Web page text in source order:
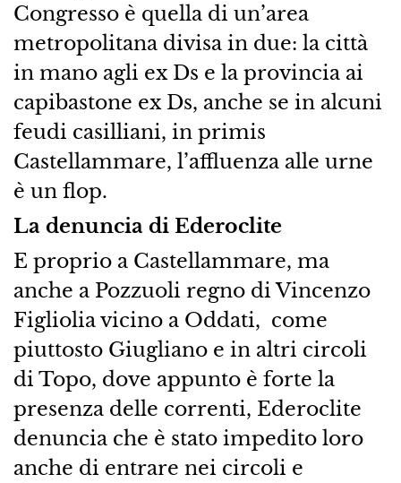
Congresso è quella di un’area
metropolitana divisa in due: la città
in mano agli ex Ds e la provincia ai
capibastone ex Ds, anche se in alcuni
feudi casilliani, in primis
Castellammare, l’affluenza alle urne
è un flop.
La denuncia di Ederoclite
E proprio a Castellammare, ma
anche a Pozzuoli regno di Vincenzo
Figliolia vicino a Oddati, come
piuttosto Giugliano e in altri circoli
di Topo, dove appunto è forte la
presenza delle correnti, Ederoclite
denuncia che è stato impedito loro
anche di entrare nei circoli e